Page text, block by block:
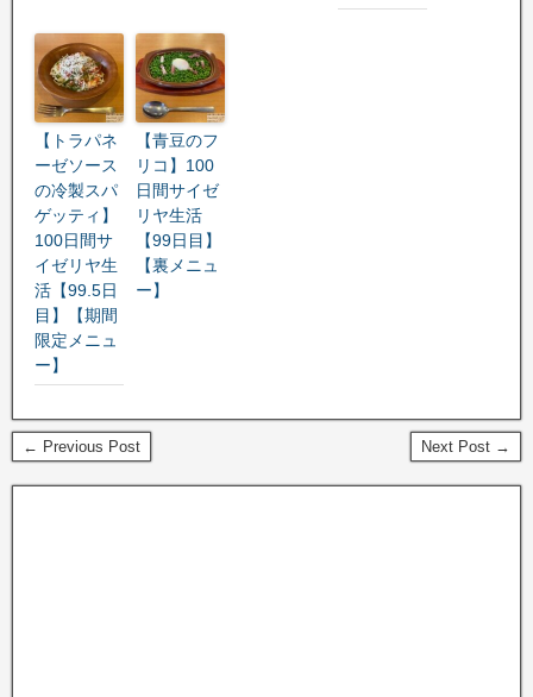
【トラパネ
ーゼソース
の冷製スパ
ゲッティ】
100日間サ
イゼリヤ生
活【99.5日
目】【期間
限定メニュ
ー】
【青豆のフ
リコ】100
日間サイゼ
リヤ生活
【99日目】
【裏メニュ
ー】
← Previous Post Next Post →